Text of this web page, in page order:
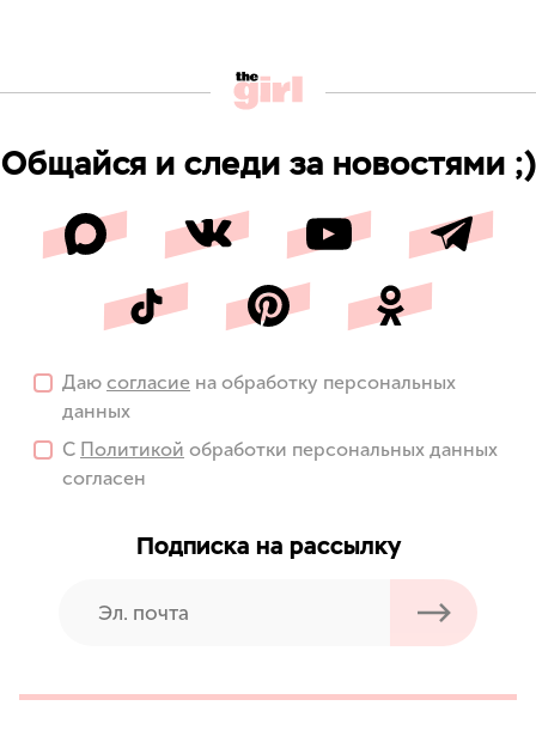
Общайся и следи за новостями ;)
Даю согласие на обработку персональных
данных
С Политикой обработки персональных данных
согласен
Подписка на рассылку